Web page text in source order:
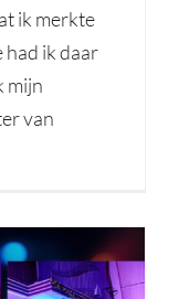
ik merkte
had ik daar
mijn
van